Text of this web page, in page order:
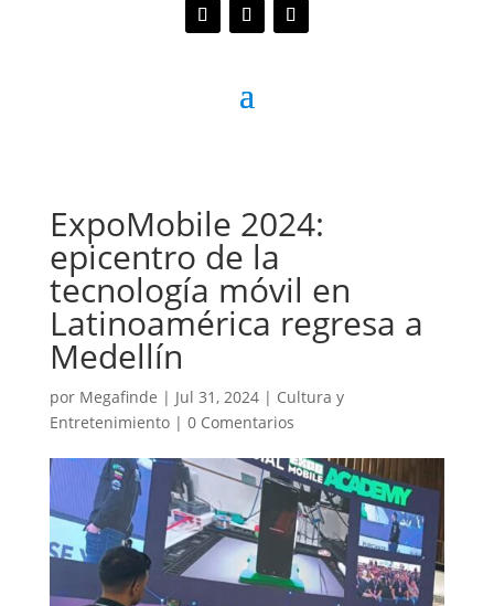
ExpoMobile 2024:
epicentro de la
tecnología móvil en
Latinoamérica regresa a
Medellín
por Megafinde | Jul 31, 2024| Cultura y
Entretenimiento| 0 Comentarios